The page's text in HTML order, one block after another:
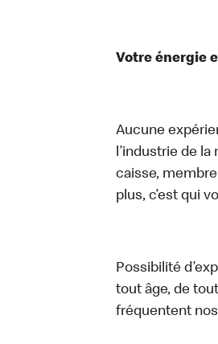
Votre énergie
Aucune
l’industrie de
caisse,
plus, c’est qui
Possibilité
tout âge, de
fréquentent